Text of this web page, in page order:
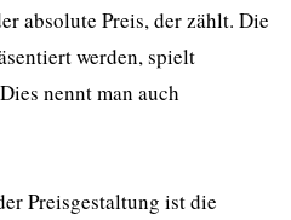
absolute Preis, der zählt. Die
werden, spielt
nennt man auch
Preisgestaltung ist die